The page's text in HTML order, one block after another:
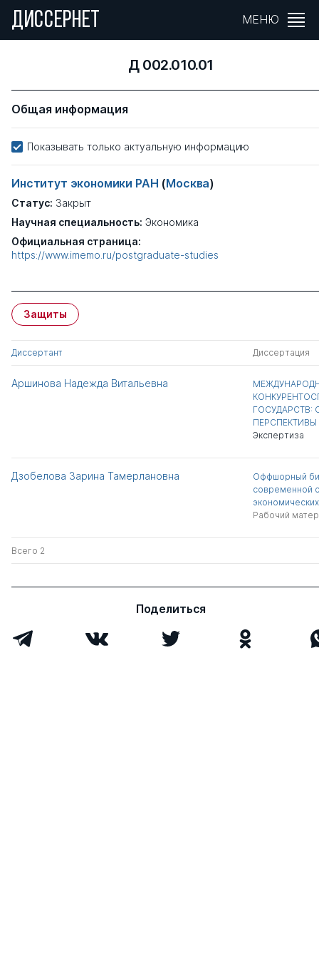
ДИССЕРНЕТ МЕНЮ
Д 002.010.01
Общая информация
Показывать только актуальную информацию
Институт экономики РАН (Москва)
Статус: Закрыт
Научная специальность: Экономика
Официальная страница:
https://www.imemo.ru/postgraduate-studies
Защиты
Диссертант Диссертация
Аршинова Надежда Витальевна
ГОСУДАРСТВ:
ПЕРСПЕКТИВЫ
Экспертиза
Дзобелова Зарина Тамерлановна
Оффшорный
современной
Рабочий
Всего 2
Поделиться